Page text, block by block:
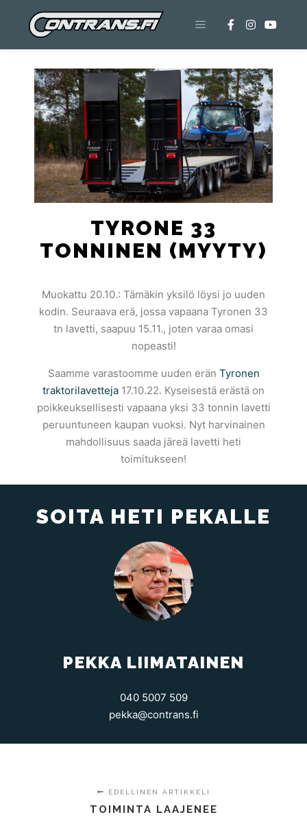
TYRONE 33
TONNINEN (MYYTY)
Muokattu 20.10.: Tämäkin yksilö löysi jo uuden
kodin. Seuraava erä, jossa vapaana Tyronen 33
tn lavetti, saapuu 15.11., joten varaa omasi
nopeasti!
Saamme varastoomme uuden erän Tyronen
traktorilavetteja 17.10.22. Kyseisestä erästä on
poikkeuksellisesti vapaana yksi 33 tonnin lavetti
peruuntuneen kaupan vuoksi. Nyt harvinainen
mahdollisuus saada järeä lavetti heti
toimitukseen!
SOITA HETI PEKALLE
PEKKA LIIMATAINEN
040 5007 509
pekka@contrans.fi
EDELLINEN ARTIKKELI
TOIMINTA LAAJENEE